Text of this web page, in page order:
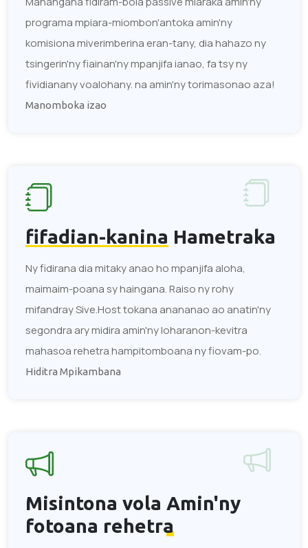
programa mpiara-miombon'antoka amin'ny
komisiona miverimberina eran-tany, dia hahazo ny
tsingerin'ny fiainan'ny mpanjifa ianao, fa tsy ny
fividianany voalohany. na amin'ny torimasonao aza!
Manomboka izao
fifadian-kanina Hametraka
Ny fidirana dia mitaky anao ho mpanjifa aloha,
maimaim-poana sy haingana. Raiso ny rohy
mifandray Sive.Host tokana anananao ao anatin'ny
segondra ary midira amin'ny loharanon-kevitra
mahasoa rehetra hampitomboana ny fiovam-po.
Hiditra Mpikambana
Misintona vola Amin'ny
fotoana rehetra